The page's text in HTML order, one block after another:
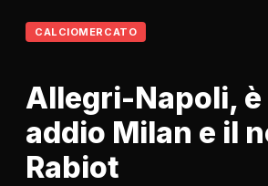
CALCIOMERCATO
Allegri-Napoli,
addio Milan e il
Rabiot